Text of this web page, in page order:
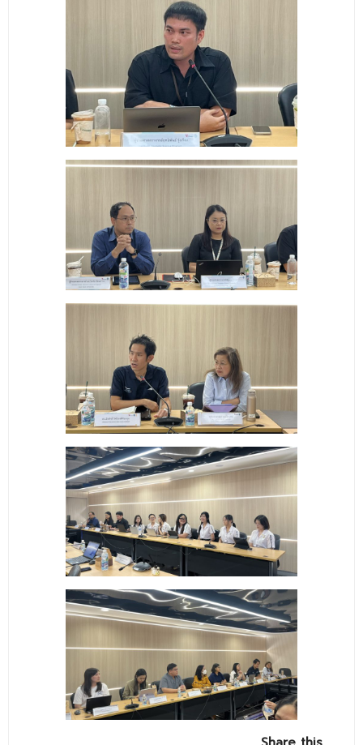
- ทุน/สมัครงาน/ศึกษาต่อ
วารสารคณะ
ผลงานคณะ
- ฐานข้อมูลงานวิจัย
- โครงการบริหารจัดการพื้นที่ 10 ไร่ ด้านหลังโรงสีข้าว
สวนดุสิต จังหวัดปราจีนบุรี
- โครงการส่งเสริมการปลูกกล้วยเล็บมือนางฯ
- ผลงาน/รางวัล
ติดต่อเรา